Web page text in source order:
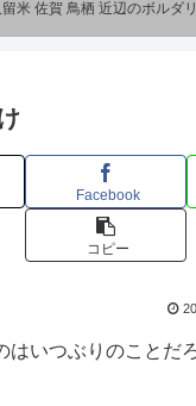
米 佐賀 鳥栖 近辺のボルダ
Facebook
コピー
はいつぶりのことだ